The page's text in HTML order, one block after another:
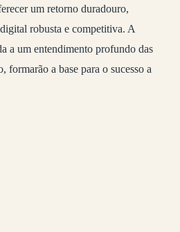
um retorno duradouro,
robusta e competitiva. A
a um entendimento profundo das
formarão a base para o sucesso a